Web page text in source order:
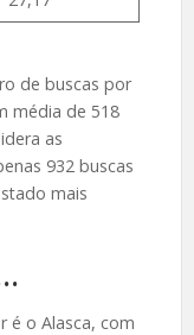
de buscas por
média de 518
as
932 buscas
mais
é o Alasca, com